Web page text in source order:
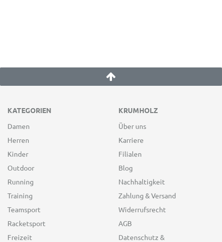
KATEGORIEN
Damen
Herren
Kinder
Outdoor
Running
Training
Teamsport
Racketsport
Freizeit
KRUMHOLZ
Über uns
Karriere
Filialen
Blog
Nachhaltigkeit
Zahlung & Versand
Widerrufsrecht
AGB
Datenschutz &